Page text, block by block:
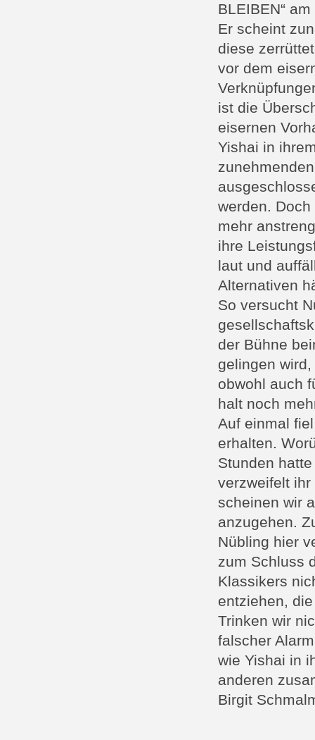
BLEIBEN“
Er scheint
diese
vor dem
ist die
eisernen
Yishai in
werden.
mehr
ihre
laut und
Alternativen
So versucht
der Bühne
gelingen
obwohl auch
halt noch
Auf einmal
erhalten.
Stunden
verzweifelt
scheinen wir
anzugehen.
Nübling hier
zum Schluss
Klassikers
entziehen,
Trinken wir
falscher
wie Yishai in
anderen
Birgit